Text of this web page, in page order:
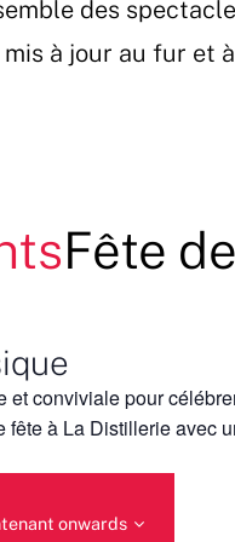
des
à jour au fur et
Fête
et conviviale pour
fête à La Distillerie avec
onwards